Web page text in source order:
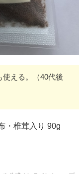
使える。（40代後
・椎茸入り 90g